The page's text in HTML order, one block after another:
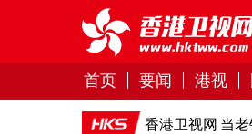
首页 要闻 港视
香港卫视网 当